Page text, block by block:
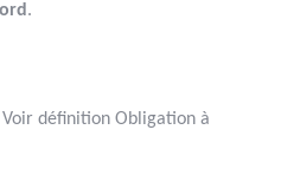
.
définition Obligation à